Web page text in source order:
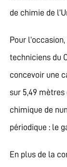
de chimie de
Pour
techniciens du
concevoir une
sur 5,49
chimique de
périodique : le
En plus de la